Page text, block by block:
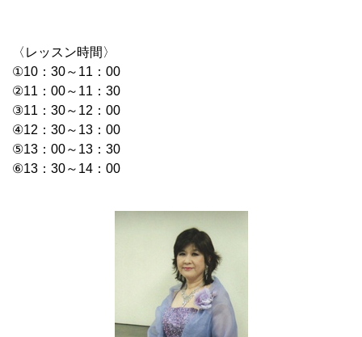
〈レッスン時間〉
①10：30～11：00
②11：00～11：30
③11：30～12：00
④12：30～13：00
⑤13：00～13：30
⑥13：30～14：00